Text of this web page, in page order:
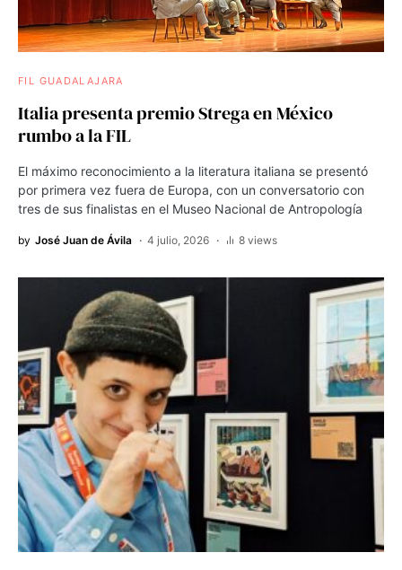
FIL GUADALAJARA
Italia presenta premio Strega en México
rumbo a la FIL
El máximo reconocimiento a la literatura italiana se presentó
por primera vez fuera de Europa, con un conversatorio con
tres de sus finalistas en el Museo Nacional de Antropología
by José Juan de Ávila 4 julio, 2026 8 views